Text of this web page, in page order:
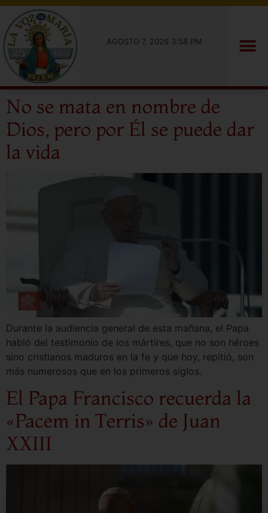
AGOSTO 7, 2026 3:58 PM
No se mata en nombre de
Dios, pero por Él se puede dar
la vida
Durante la audiencia general de esta mañana, el Papa
habló del testimonio de los mártires, que no son héroes
sino cristianos maduros en la fe y que hoy, repitió, son
más numerosos que en los primeros siglos.
El Papa Francisco recuerda la
«Pacem in Terris» de Juan
XXIII